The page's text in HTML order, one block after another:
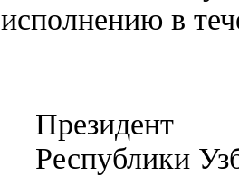
исполнению в
Президент